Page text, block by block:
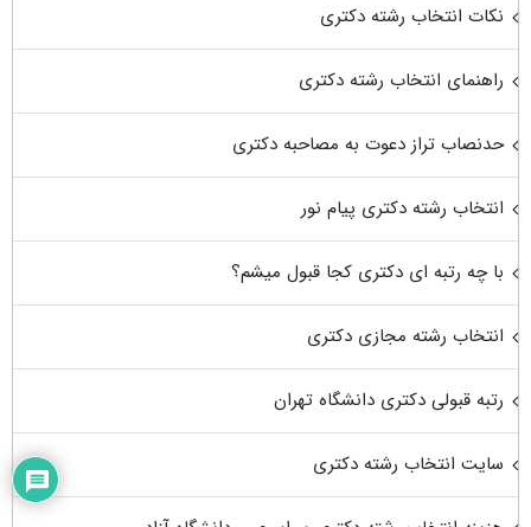
نکات انتخاب رشته دکتری
راهنمای انتخاب رشته دکتری
حدنصاب تراز دعوت به مصاحبه دکتری
انتخاب رشته دکتری پیام نور
با چه رتبه ای دکتری کجا قبول میشم؟
انتخاب رشته مجازی دکتری
رتبه قبولی دکتری دانشگاه تهران
سایت انتخاب رشته دکتری